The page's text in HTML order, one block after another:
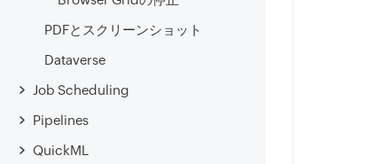
PDFとスクリーンショット
Dataverse
Job Scheduling
Pipelines
QuickML